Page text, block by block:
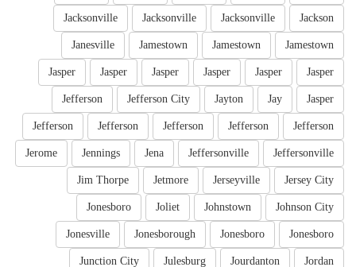
Jackson
Jacksonville
Jacksonville
Jacksonville
Jamestown
Jamestown
Jamestown
Janesville
Jasper
Jasper
Jasper
Jasper
Jasper
Jasper
Jasper
Jay
Jayton
Jefferson City
Jefferson
Jefferson
Jefferson
Jefferson
Jefferson
Jefferson
Jeffersonville
Jeffersonville
Jena
Jennings
Jerome
Jersey City
Jerseyville
Jetmore
Jim Thorpe
Johnson City
Johnstown
Joliet
Jonesboro
Jonesboro
Jonesboro
Jonesborough
Jonesville
Jordan
Jourdanton
Julesburg
Junction City